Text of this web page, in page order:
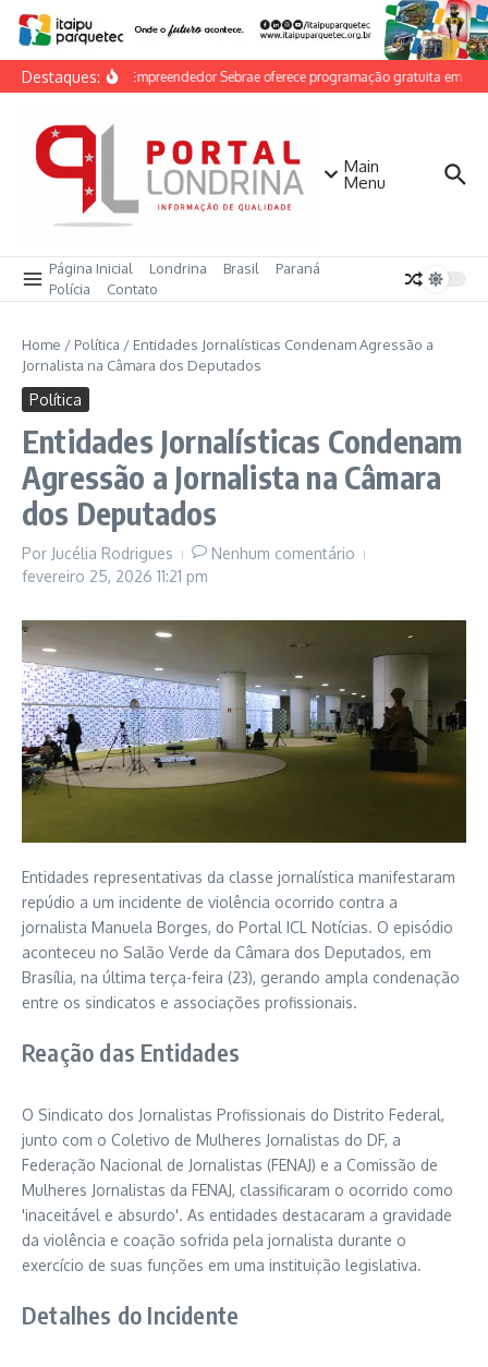
Ir para o conteúdo
Destaques:Feira do Empreendedor Sebrae oferece programação gratuita em
Main
Menu
Página Inicial Londrina Brasil
Paraná
Polícia
Contato
Home / Política / Entidades Jornalísticas Condenam Agressão a
Jornalista na Câmara dos Deputados
Política
Entidades Jornalísticas Condenam
Agressão a Jornalista na Câmara
dos Deputados
Por Jucélia Rodrigues
Nenhum comentário
fevereiro 25, 2026 11:21 pm
Entidades representativas da classe jornalística manifestaram
repúdio a um incidente de violência ocorrido contra a
jornalista Manuela Borges, do Portal ICL Notícias. O episódio
aconteceu no Salão Verde da Câmara dos Deputados, em
Brasília, na última terça-feira (23), gerando ampla condenação
entre os sindicatos e associações profissionais.
Reação das Entidades
O Sindicato dos Jornalistas Profissionais do Distrito Federal,
junto com o Coletivo de Mulheres Jornalistas do DF, a
Federação Nacional de Jornalistas (FENAJ) e a Comissão de
Mulheres Jornalistas da FENAJ, classificaram o ocorrido como
'inaceitável e absurdo'. As entidades destacaram a gravidade
da violência e coação sofrida pela jornalista durante o
exercício de suas funções em uma instituição legislativa.
Detalhes do Incidente